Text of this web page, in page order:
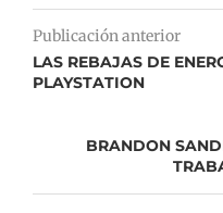
Publicación anterior
LAS REBAJAS DE
PLAYSTATION
BRANDON